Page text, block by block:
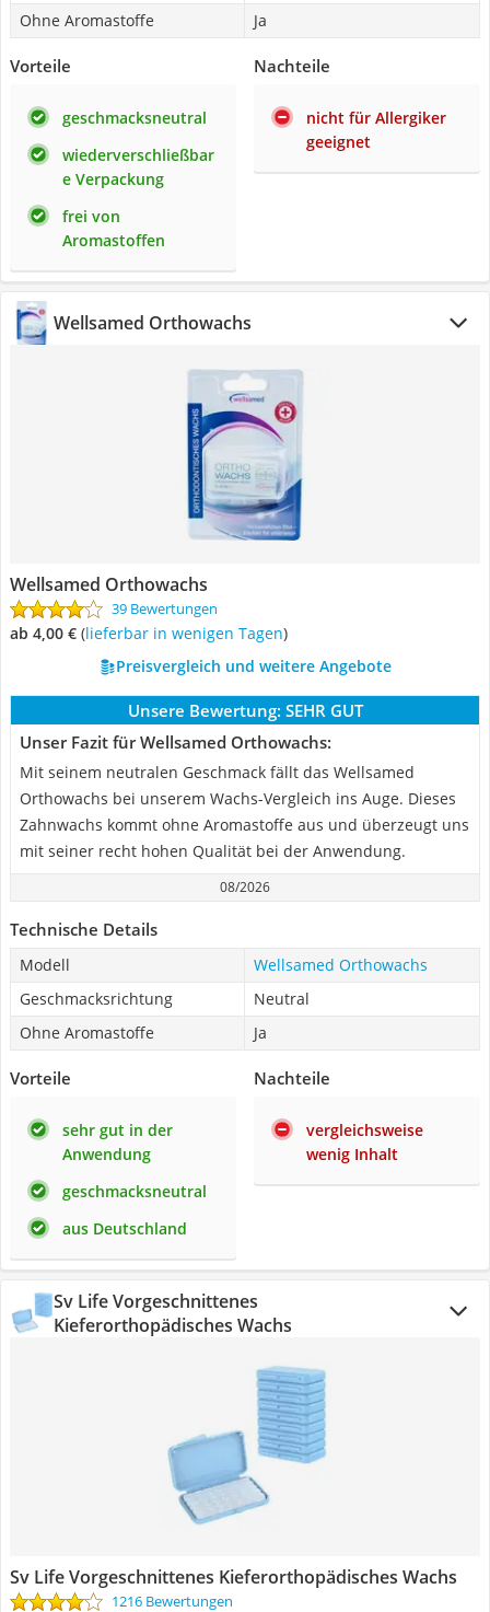
Ohne Aromastoffe Ja
Vorteile
geschmacksneutral
wiederverschließbar
e Verpackung
frei von
Aromastoffen
Nachteile
nicht für Allergiker
geeignet
Wellsamed Orthowachs
Wellsamed Orthowachs
39 Bewertungen
ab 4,00 € ( Lieferbar in wenigen Tagen)
Preisvergleich und weitere Angebote
Unsere Bewertung: SEHR GUT
Unser Fazit für Wellsamed Orthowachs:
Mit seinem neutralen Geschmack fällt das Wellsamed
Orthowachs bei unserem Wachs-Vergleich ins Auge. Dieses
Zahnwachs kommt ohne Aromastoffe aus und überzeugt uns
mit seiner recht hohen Qualität bei der Anwendung.
08/2026
Technische Details
Modell
Wellsamed Orthowachs
Geschmacksrichtung
Neutral
Ohne Aromastoffe
Ja
Vorteile
sehr gut in der
Anwendung
geschmacksneutral
aus Deutschland
Nachteile
vergleichsweise
wenig Inhalt
Sv Life Vorgeschnittenes
Kieferorthopädisches Wachs
Sv Life Vorgeschnittenes Kieferorthopädisches Wachs
1216 Bewertungen